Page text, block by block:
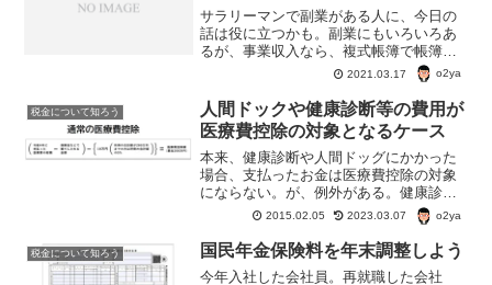
サラリーマンで副業がある人に、今日の
話は役に立つかも。副業にもいろいろあ
るが、事業収入なら、複式帳簿で帳簿付
けをすれば、55万円か65万円、単式帳簿
でも10万円の青色申告特別控除を受ける
ことができる。
2021.03.17 o2ya
税金について知ろう
人間ドックや健康診断等の費用が
医療費控除の対象となるケース
本来、健康診断や人間ドッグにかかった
場合、支払ったお金は医療費控除の対象
にならない。が、例外がある。健康診断
や人間ドッグで、病気が見つかり、治療
を始めた場合、病気を見つけた健康診断
や人間ドッグの費用が医療費控除の対象
になる場合があるようだ。
2015.02.05 2023.03.07 o2ya
税金について知ろう 国民年金保険料を年末調整しよう
今年入社した会社員。再就職した会社